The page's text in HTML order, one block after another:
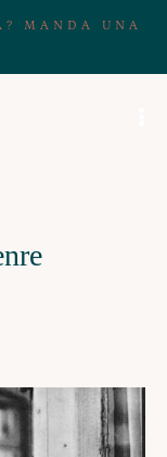
MANDA UNA